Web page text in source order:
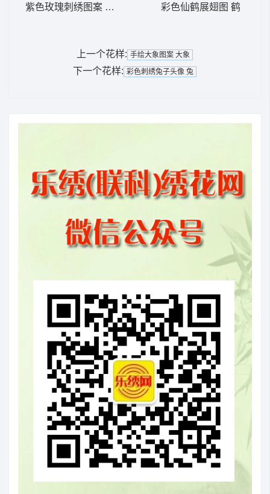
紫色玫瑰刺绣图案 靓花 彩色仙鹤展翅图 鹤
上一个花样: 手绘大象图案 大象
下一个花样: 彩色刺绣兔子头像 兔